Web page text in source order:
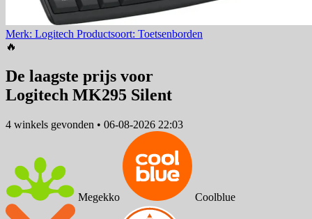
Merk: Logitech Productsoort: Toetsenborden
🔥
De laagste prijs voor
Logitech MK295 Silent
4 winkels gevonden • 06-08-2026 22:03
Megekko Coolblue